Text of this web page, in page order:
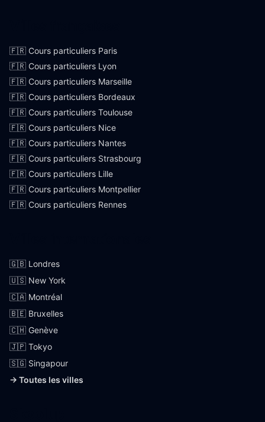
🇫🇷 Cours particuliers Paris
🇫🇷 Cours particuliers Lyon
🇫🇷 Cours particuliers Marseille
🇫🇷 Cours particuliers Bordeaux
🇫🇷 Cours particuliers Toulouse
🇫🇷 Cours particuliers Nice
🇫🇷 Cours particuliers Nantes
🇫🇷 Cours particuliers Strasbourg
🇫🇷 Cours particuliers Lille
🇫🇷 Cours particuliers Montpellier
🇫🇷 Cours particuliers Rennes
🇬🇧 Londres
🇺🇸 New York
🇨🇦 Montréal
🇧🇪 Bruxelles
🇨🇭 Genève
🇯🇵 Tokyo
🇸🇬 Singapour
→ Toutes les villes